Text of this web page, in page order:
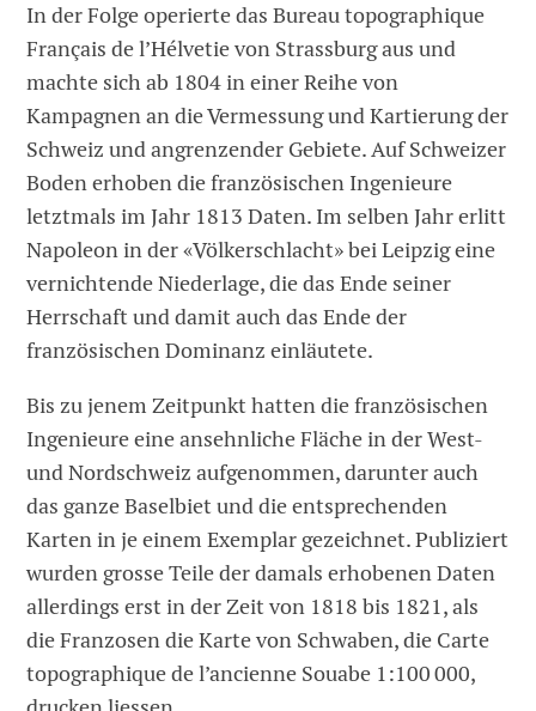
In der Folge operierte das Bureau topographique
Français de l’Hélvetie von Strassburg aus und
machte sich ab 1804 in einer Reihe von
Kampagnen an die Vermessung und Kartierung der
Schweiz und angrenzender Gebiete. Auf Schweizer
Boden erhoben die französischen Ingenieure
letztmals im Jahr 1813 Daten. Im selben Jahr erlitt
Napoleon in der «Völkerschlacht» bei Leipzig eine
vernichtende Niederlage, die das Ende seiner
Herrschaft und damit auch das Ende der
französischen Dominanz einläutete.
Bis zu jenem Zeitpunkt hatten die französischen
Ingenieure eine ansehnliche Fläche in der West-
und Nordschweiz aufgenommen, darunter auch
das ganze Baselbiet und die entsprechenden
Karten in je einem Exemplar gezeichnet. Publiziert
wurden grosse Teile der damals erhobenen Daten
allerdings erst in der Zeit von 1818 bis 1821, als
die Franzosen die Karte von Schwaben, die Carte
topographique de l’ancienne Souabe 1:100 000,